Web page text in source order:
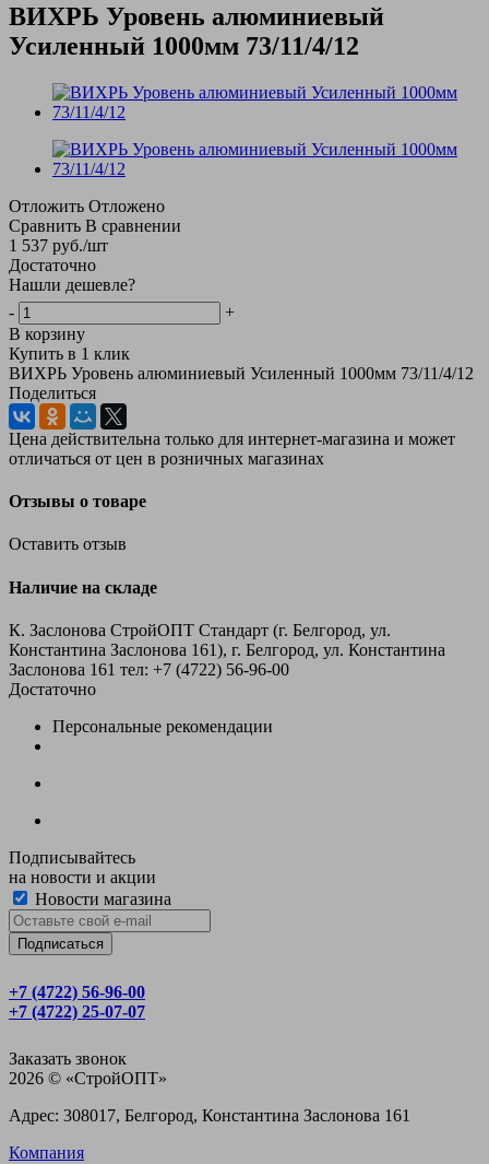
ВИХРЬ Уровень алюминиевый
Усиленный 1000мм 73/11/4/12
Отложить Отложено
Сравнить В сравнении
1 537 руб./шт
Достаточно
Нашли дешевле?
-
+
В корзину
Купить в 1 клик
ВИХРЬ Уровень алюминиевый Усиленный 1000мм 73/11/4/12
Поделиться
Цена действительна только для интернет-магазина и может
отличаться от цен в розничных магазинах
Отзывы о товаре
Оставить отзыв
Наличие на складе
К. Заслонова СтройОПТ Стандарт (г. Белгород, ул.
Константина Заслонова 161), г. Белгород, ул. Константина
Заслонова 161 тел: +7 (4722) 56‑96-00
Достаточно
Персональные рекомендации
Подписывайтесь
на новости и акции
Новости магазина
+7 (4722) 56‑96-00
+7 (4722) 25‑07-07
Заказать звонок
2026 © «CтройОПТ»
Адрес: 308017, Белгород, Константина Заслонова 161
Компания